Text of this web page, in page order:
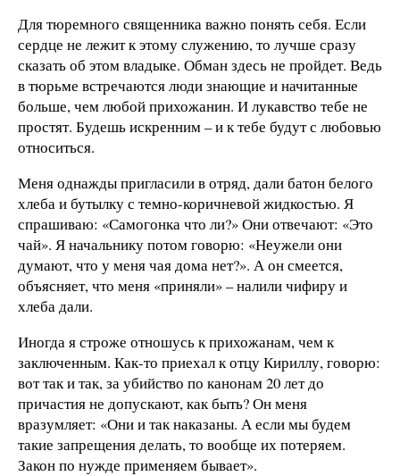
Для тюремного священника важно понять себя. Если
сердце не лежит к этому служению, то лучше сразу
сказать об этом владыке. Обман здесь не пройдет. Ведь
в тюрьме встречаются люди знающие и начитанные
больше, чем любой прихожанин. И лукавство тебе не
простят. Будешь искренним – и к тебе будут с любовью
относиться.
Меня однажды пригласили в отряд, дали батон белого
хлеба и бутылку с темно-коричневой жидкостью. Я
спрашиваю: «Самогонка что ли?» Они отвечают: «Это
чай». Я начальнику потом говорю: «Неужели они
думают, что у меня чая дома нет?». А он смеется,
объясняет, что меня «приняли» – налили чифиру и
хлеба дали.
Иногда я строже отношусь к прихожанам, чем к
заключенным. Как-то приехал к отцу Кириллу, говорю:
вот так и так, за убийство по канонам 20 лет до
причастия не допускают, как быть? Он меня
вразумляет: «Они и так наказаны. А если мы будем
такие запрещения делать, то вообще их потеряем.
Закон по нужде применяем бывает».